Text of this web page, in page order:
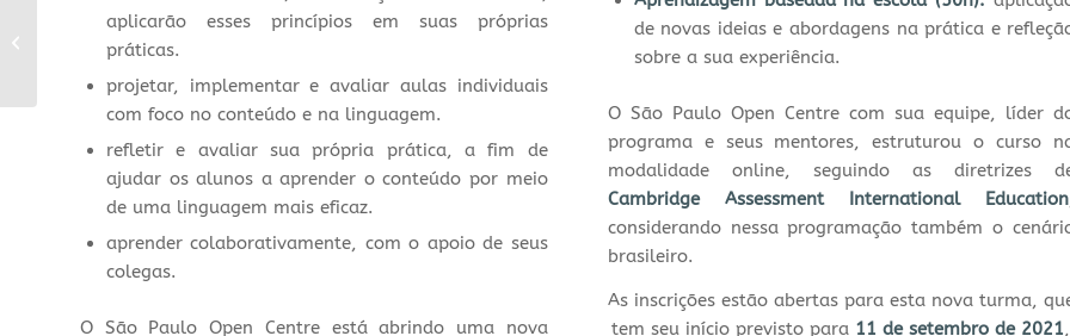
aplicarão esses princípios em suas próprias
práticas.
projetar, implementar e avaliar aulas individuais
com foco no conteúdo e na linguagem.
refletir e avaliar sua própria prática, a fim de
ajudar os alunos a aprender o conteúdo por meio
de uma linguagem mais eficaz.
aprender colaborativamente, com o apoio de seus
colegas.
O São Paulo Open Centre está abrindo uma nova
de novas ideias e abordagens na prática e
sobre a sua experiência.
O São Paulo Open Centre com sua equipe, líder
programa e seus mentores, estruturou o curso
modalidade online, seguindo as diretrizes
Cambridge Assessment International Education
considerando nessa programação também o
brasileiro.
As inscrições estão abertas para esta nova turma,
tem seu início previsto para 11 de setembro de 2021,
impacto profissional
para professores de